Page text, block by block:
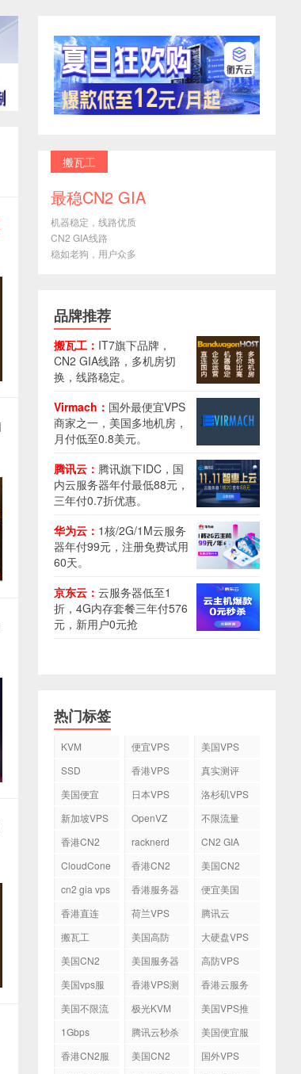
搬瓦工
最稳CN2 GIA
机器稳定，线路优质
CN2 GIA线路
稳如老狗，用户众多
品牌推荐
搬瓦工： IT7旗下品牌，
CN2 GIA线路，多机房切
换，线路稳定。
Virmach： 国外最便宜VPS
商家之一，美国多地机房，
月付低至0.8美元。
腾讯云： 腾讯旗下IDC，国
内云服务器年付最低88元，
三年付0.7折优惠。
华为云： 1核/2G/1M云服务
器年付99元，注册免费试用
60天。
京东云： 云服务器低至1
折，4G内存套餐三年付576
元，新用户0元抢
热门标签
KVM 便宜VPS
美国VPS
SSD
香港VPS
真实测评
美国便宜
日本VPS
洛杉矶VPS
新加坡VPS
OpenVZ
不限流量
香港CN2
racknerd
CN2 GIA
CloudCone
香港CN2
美国CN2
cn2 gia vps
香港服务器
便宜美国
香港直连
荷兰VPS
腾讯云
搬瓦工
美国高防
大硬盘VPS
美国CN2
美国服务器
高防VPS
美国vps服
香港VPS测
香港云服务
美国不限流
极光KVM
美国VPS推
1Gbps 腾讯云秒杀
美国便宜服
香港CN2服
美国CN2
国外VPS